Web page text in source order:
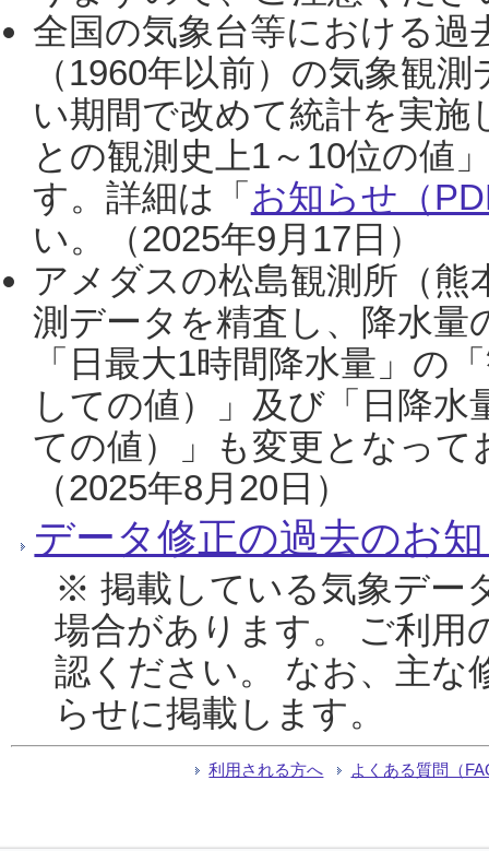
全国の気象台等における過
（1960年以前）の気象観
い期間で改めて統計を実
との観測史上1～10位の値
す。詳細は「 お知らせ（
い。（2025年9月17日）
アメダスの松島観測所（熊
測データを精査し、降水
「日最大1時間降水量」の
しての値）」及び「日降
ての値）」も変更となっ
（2025年8月20日）
データ修正の過去のお
※ 掲載している気象デー
場合があります。 ご利用
認ください。 なお、主な
らせに掲載します。
利用される方へ よくある質問（